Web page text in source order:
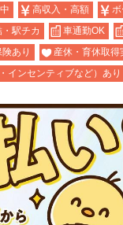
高収入・高額 ボ
駅チカ 車通勤OK
あり 産休・育休取得
インセンティブなど）あり